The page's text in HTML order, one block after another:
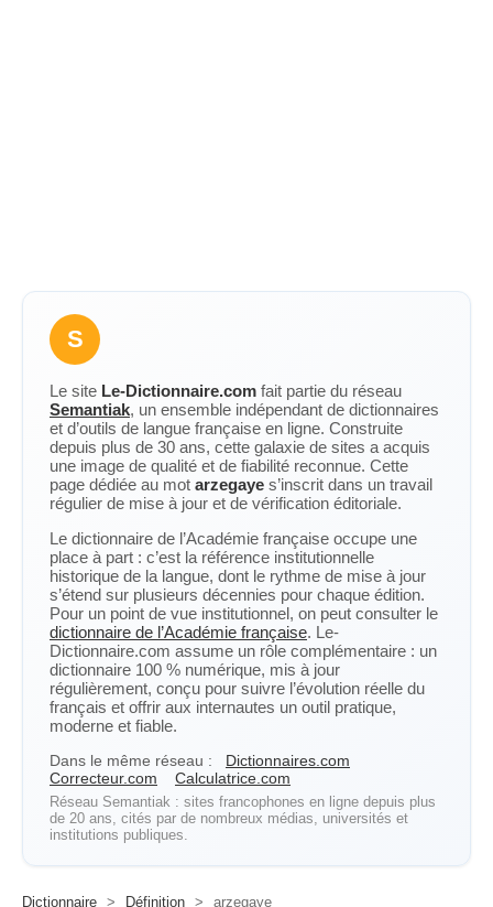
S
Le site Le-Dictionnaire.com fait partie du réseau
Semantiak, un ensemble indépendant de dictionnaires
et d’outils de langue française en ligne. Construite
depuis plus de 30 ans, cette galaxie de sites a acquis
une image de qualité et de fiabilité reconnue. Cette
page dédiée au mot arzegaye s’inscrit dans un travail
régulier de mise à jour et de vérification éditoriale.
Le dictionnaire de l’Académie française occupe une
place à part : c’est la référence institutionnelle
historique de la langue, dont le rythme de mise à jour
s’étend sur plusieurs décennies pour chaque édition.
Pour un point de vue institutionnel, on peut consulter le
dictionnaire de l’Académie française. Le-
Dictionnaire.com assume un rôle complémentaire : un
dictionnaire 100 % numérique, mis à jour
régulièrement, conçu pour suivre l’évolution réelle du
français et offrir aux internautes un outil pratique,
moderne et fiable.
Dans le même réseau :
Dictionnaires.com
Correcteur.com
Calculatrice.com
Réseau Semantiak : sites francophones en ligne depuis plus
de 20 ans, cités par de nombreux médias, universités et
institutions publiques.
Dictionnaire > Définition > arzegaye